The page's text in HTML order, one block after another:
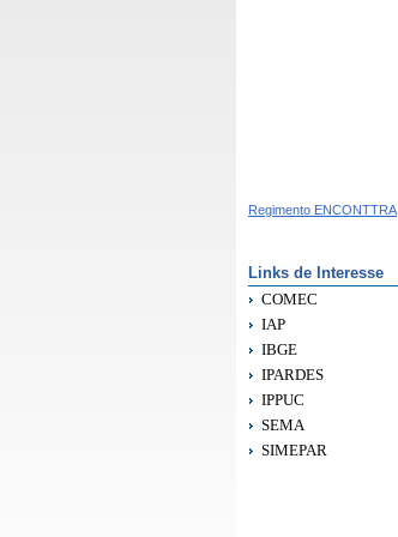
Regimento ENCONTTRA
Links de Interesse
COMEC
IAP
IBGE
IPARDES
IPPUC
SEMA
SIMEPAR